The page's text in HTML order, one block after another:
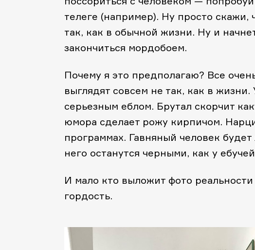
телеге (например). Ну просто скажи,
так, как в обычной жизни. Ну и
закончиться мордобоем.
Почему я это предполагаю? Все
выглядят совсем не так, как в
серьезным еблом. Брутал скорчит
юмора сделает рожу кирпичом.
программах. Гавняный человек
него останутся черными, как у
И мало кто выложит фото
гордость.